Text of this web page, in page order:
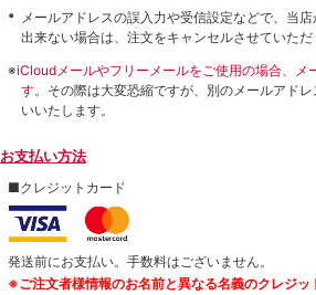
メールアドレスの誤入力や受信設定などで、当
出来ない場合は、注文をキャンセルさせていただ
※iCloudメールやフリーメールをご使用の場合、メ
す。 その際は大変恐縮ですが、別のメールアド
いいたします。
お支払い方法
■クレジットカード
発送前にお支払い。手数料はございません。
※ご注文者様情報のお名前と異なる名義のクレジ